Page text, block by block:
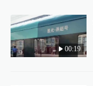
00:19